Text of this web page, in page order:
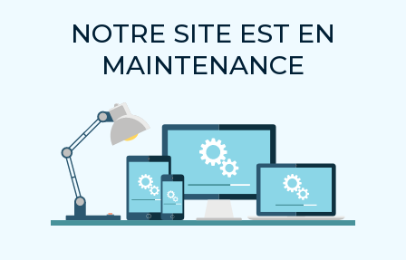
NOTRE SITE EST EN
MAINTENANCE